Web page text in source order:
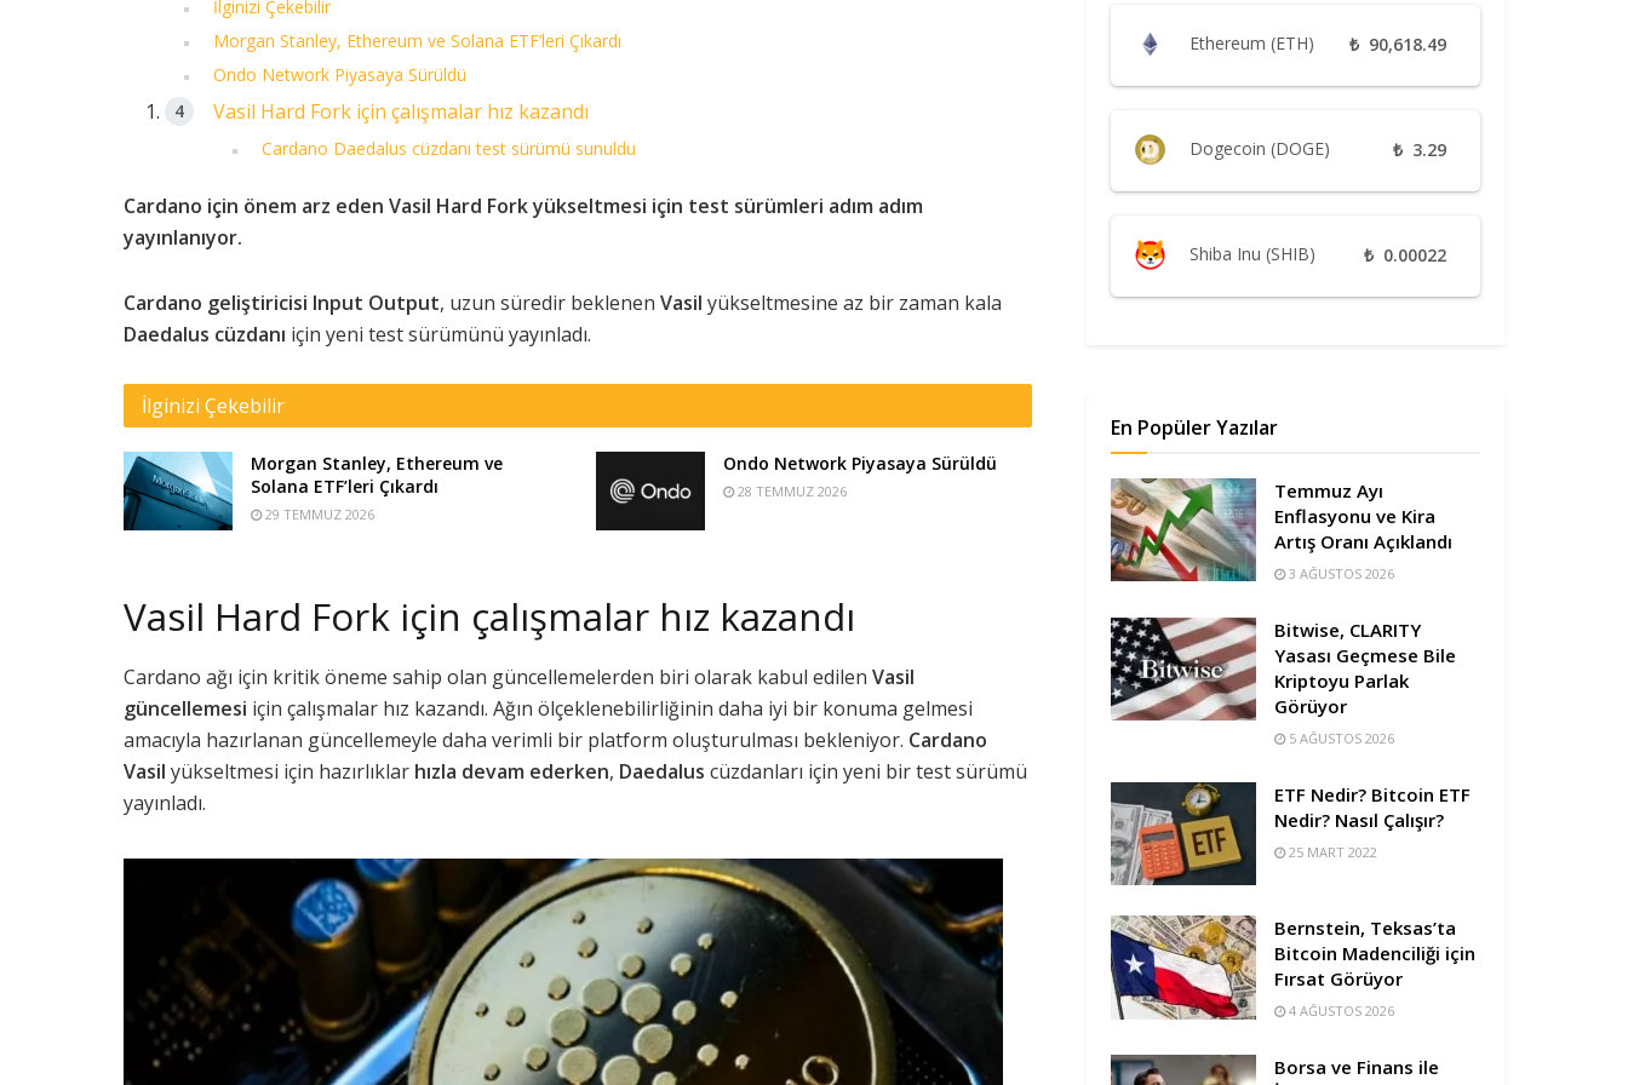
İlginizi Çekebilir
Morgan Stanley, Ethereum ve Solana ETF’leri Çıkardı
Ondo Network Piyasaya Sürüldü
Vasil Hard Fork için çalışmalar hız kazandı
Cardano Daedalus cüzdanı test sürümü sunuldu
Cardano için önem arz eden Vasil Hard Fork yükseltmesi için test sürümleri adım adım
yayınlanıyor.
Cardano geliştiricisi Input Output, uzun süredir beklenen Vasil yükseltmesine az bir zaman kala
Daedalus cüzdanı için yeni test sürümünü yayınladı.
İlginizi Çekebilir
Morgan Stanley, Ethereum ve
Solana ETF’leri Çıkardı
29 TEMMUZ 2026
Ondo Network Piyasaya Sürüldü
28 TEMMUZ 2026
Vasil Hard Fork için çalışmalar hız kazandı
Cardano ağı için kritik öneme sahip olan güncellemelerden biri olarak kabul edilen Vasil
güncellemesi için çalışmalar hız kazandı. Ağın ölçeklenebilirliğinin daha iyi bir konuma gelmesi
amacıyla hazırlanan güncellemeyle daha verimli bir platform oluşturulması bekleniyor. Cardano
Vasil yükseltmesi için hazırlıklar hızla devam ederken, Daedalus cüzdanları için yeni bir test sürümü
yayınladı.
Ethereum (ETH) ₺ 90,618.49
Dogecoin (DOGE) ₺ 3.29
Shiba Inu (SHIB) ₺ 0.00022
En Popüler Yazılar
Temmuz Ayı
Enflasyonu ve Kira
Artış Oranı Açıklandı
3 AĞUSTOS 2026
Bitwise, CLARITY
Yasası Geçmese Bile
Kriptoyu Parlak
Görüyor
5 AĞUSTOS 2026
ETF Nedir? Bitcoin ETF
Nedir? Nasıl Çalışır?
25 MART 2022
Bernstein, Teksas’ta
Bitcoin Madenciliği için
Fırsat Görüyor
4 AĞUSTOS 2026
Borsa ve Finans ile